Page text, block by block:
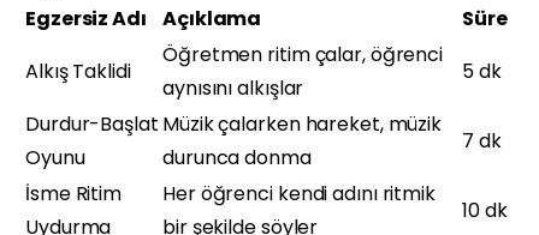
Egzersiz Adı Açıklama
Süre
Alkış Taklidi
Öğretmen ritim çalar, öğrenci
aynısını alkışlar
5 dk
Durdur-Başlat
Oyunu
Müzik çalarken hareket, müzik
durunca donma
7 dk
İsme Ritim
Uydurma
Her öğrenci kendi adını ritmik
bir şekilde söyler
10 dk